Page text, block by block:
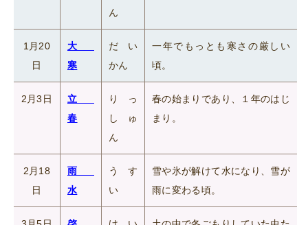
ん
1月20
日
大
寒
だい
かん
一年でもっとも寒さの厳しい
頃。
2月3日
立
春
りっ
しゅ
ん
春の始まりであり、１年のはじ
まり。
2月18
日
雨
水
うす
い
雪や氷が解けて水になり、雪が
雨に変わる頃。